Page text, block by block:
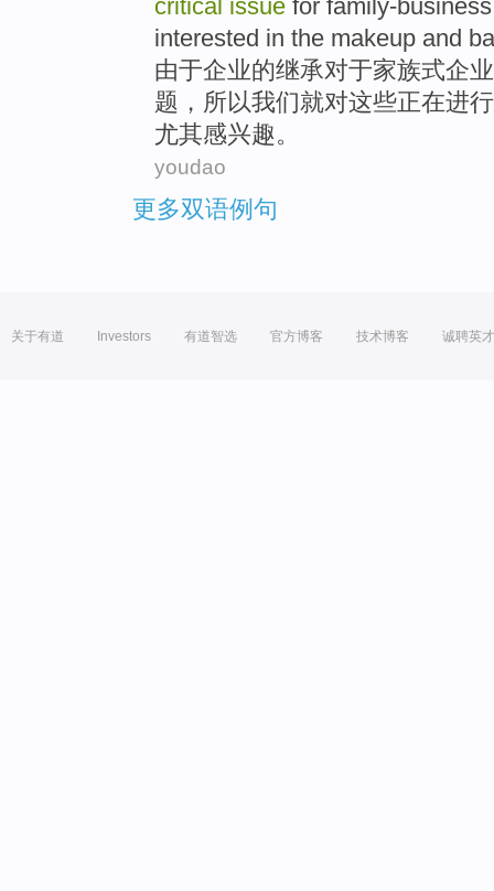
critical issue for family-business
interested in the makeup and
由于企业的继承对于家族式企
题 ，所以我们就对这些正在进
尤其感兴趣。
youdao
更多双语例句
关于有道 Investors 有道智选 官方博客 技术博客 诚聘英才